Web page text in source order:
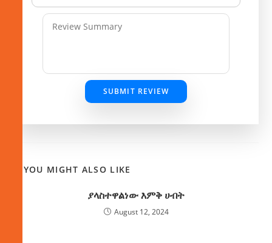
SUBMIT REVIEW
YOU MIGHT ALSO LIKE
ያላስተዋልነው እምቅ ሀብት
August 12, 2024